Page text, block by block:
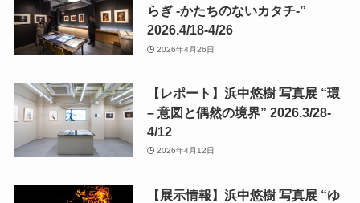
らぎ -かたちのないカタチ-”
2026.4/18-4/26
2026年4月26日
【レポート】浜中悠樹 写真展 “環
– 意図と偶然の境界” 2026.3/28-
4/12
2026年4月12日
【展示情報】浜中悠樹 写真展 “ゆ